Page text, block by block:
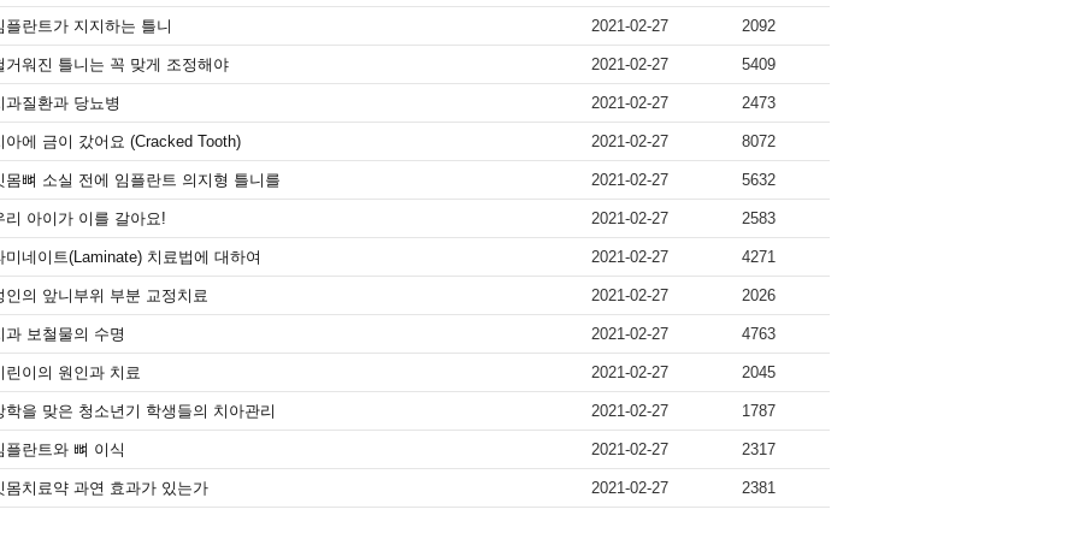
플란트가 지지하는 틀니 2021-02-27 2092
거워진 틀니는 꼭 맞게 조정해야 2021-02-27 5409
과질환과 당뇨병 2021-02-27 2473
아에 금이 갔어요 (Cracked Tooth) 2021-02-27 8072
몸뼈 소실 전에 임플란트 의지형 틀니를 2021-02-27 5632
리 아이가 이를 갈아요! 2021-02-27 2583
미네이트(Laminate) 치료법에 대하여 2021-02-27 4271
인의 앞니부위 부분 교정치료 2021-02-27 2026
과 보철물의 수명 2021-02-27 4763
린이의 원인과 치료 2021-02-27 2045
학을 맞은 청소년기 학생들의 치아관리 2021-02-27 1787
플란트와 뼈 이식 2021-02-27 2317
몸치료약 과연 효과가 있는가 2021-02-27 2381